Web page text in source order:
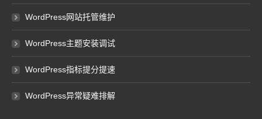
WordPress网站托管维护
WordPress主题安装调试
WordPress指标提分提速
WordPress异常疑难排解